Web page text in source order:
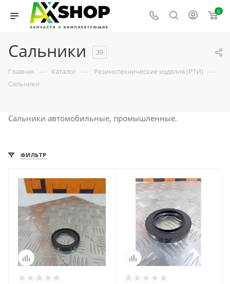
0
Сальники 39
Главная — Каталог — Резинотехнические изделия (РТИ) —
Сальники
Сальники автомобильные, промышленные.
ФИЛЬТР